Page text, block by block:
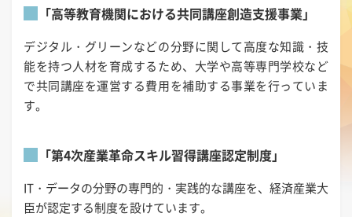
「高等教育機関における共同講座創造支援事業」
デジタル・グリーンなどの分野に関して高度な知識・技
能を持つ人材を育成するため、大学や高等専門学校など
で共同講座を運営する費用を補助する事業を行っていま
す。
「第4次産業革命スキル習得講座認定制度」
IT・データの分野の専門的・実践的な講座を、経済産業大
臣が認定する制度を設けています。